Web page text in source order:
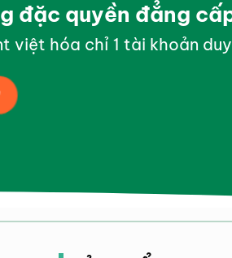
đặc quyền đẳng
việt hóa chỉ 1 tài khoản